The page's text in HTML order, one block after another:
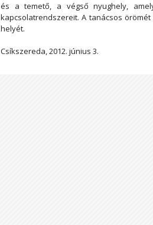
és a temető, a végső nyughely,
kapcsolatrendszereit. A tanácsos
helyét.
Csíkszereda, 2012. június 3.